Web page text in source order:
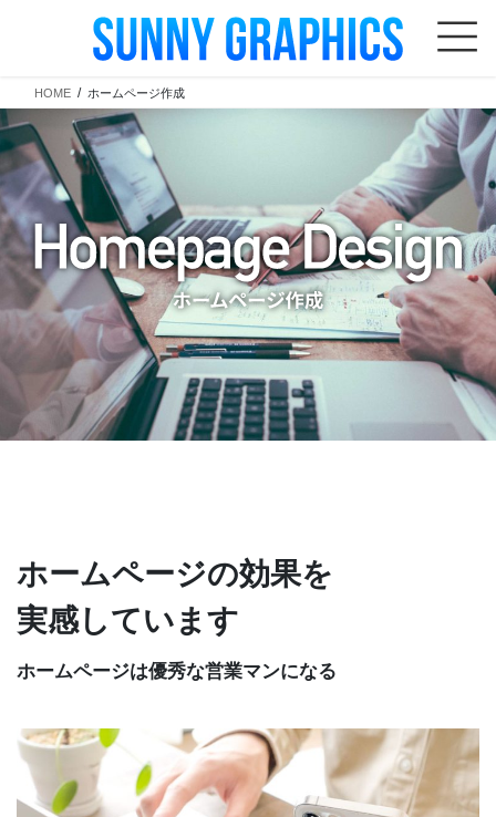
ン
ツ
へ
ス
キ
ッ
ー
シ
ョ
ン
に
移
HOME ホームページ作成
ホームページの効果を
実感しています
ホームページは優秀な営業マンになる